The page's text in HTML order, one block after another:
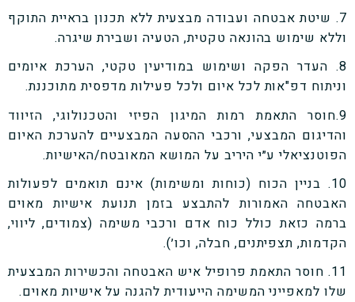
7. שיטת אבטחה ועבודה מבצעית ללא תכנון בראיית התוקף
וללא שימוש בהונאה טקטית, הטעיה ושבירת שיגרה.
8. העדר הפקה ושימוש במודיעין טקטי, הערכת איומים
וניתוח דפ"אות לכל איום ולכל פעילות מדפסית מתוכננת.
9.חוסר התאמת רמות המיגון הפיזי והטכנולוגי, הזיווד
והדיגום המבצעי, ורכבי ההסעה המבצעיים להערכת האיום
הפוטנציאלי ע״י היריב על המושא המאובטח/האישיות.
10. בניין הכוח (כוחות ומשימות) אינם תואמים לפעולות
האבטחה האמורות להתבצע בזמן תנועת אישיות מאוים
ברמה כזאת כולל כוח אדם ורכבי משימה (צמודים, ליווי,
הקדמות, תצפיתנים, חבלה, וכו׳).
11. חוסר התאמת פרופיל איש האבטחה והכשירות המבצעית
שלו למאפייני המשימה הייעודית להגנה על אישיות מאוים.